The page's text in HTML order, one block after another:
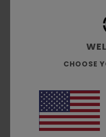
28. Juni 2026
Ein sehr gutes Modell!!!
Material: 4/5 Farbe: 5/5
5
CHOOSE